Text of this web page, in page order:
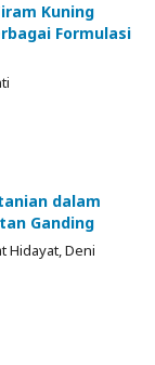
Kuning
Formulasi
dalam
Ganding
Hidayat, Deni